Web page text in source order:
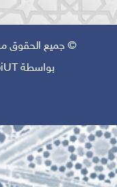
بواسطة